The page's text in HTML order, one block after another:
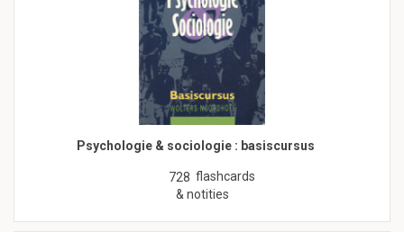
Psychologie & sociologie : basiscursus
728 flashcards
& notities